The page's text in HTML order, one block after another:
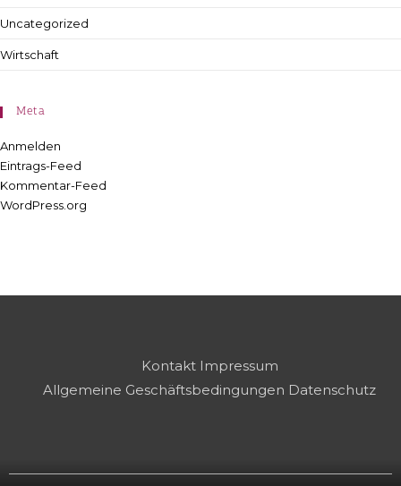
Uncategorized
Wirtschaft
Meta
Anmelden
Eintrags-Feed
Kommentar-Feed
WordPress.org
Kontakt Impressum
Allgemeine Geschäftsbedingungen Datenschutz